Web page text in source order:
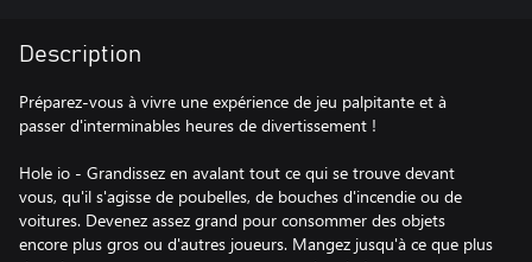
Description
Préparez-vous à vivre une expérience de jeu palpitante et à
passer d'interminables heures de divertissement !
Hole io - Grandissez en avalant tout ce qui se trouve devant
vous, qu'il s'agisse de poubelles, de bouches d'incendie ou de
voitures. Devenez assez grand pour consommer des objets
encore plus gros ou d'autres joueurs. Mangez jusqu'à ce que plus